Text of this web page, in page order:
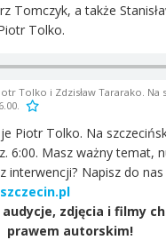
Tomczyk, a także
Tolko.
Tolko i Zdzisław Tararako. Na
Piotr Tolko. Na
6:00. Masz ważny temat,
interwencji? Napisz do
zdjęcia i filmy
prawem autorskim!